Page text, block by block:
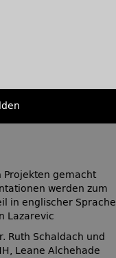
gemacht
werden zum
in englischer Sprache
Lazarevic
Ruth Schaldach und
Leane Alchehade